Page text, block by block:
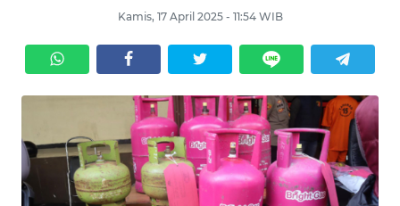
Kamis, 17 April 2025 - 11:54 WIB
TOKOH
Informasi
BERITA
KONTAK